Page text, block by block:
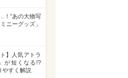
！“あの大物写
ニーグッズ」
】人気アトラ
が短くなる!?
やすく解説